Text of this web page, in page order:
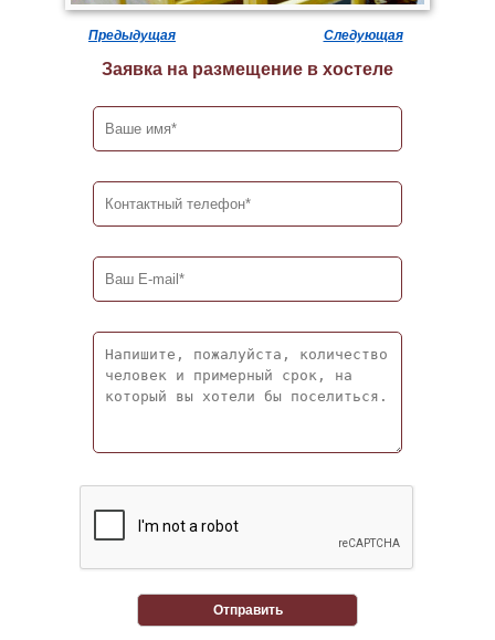
Предыдущая Следующая
Заявка на размещение в хостеле
Отправить